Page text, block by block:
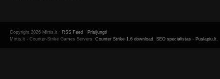
Copyright 2026 Mirtis.lt · RSS Feed · Prisijungti
Mirtis.lt - Counter-Strike Games Servers. Counter Strike 1.6 download . SEO specialistas - Puslapiu.lt.